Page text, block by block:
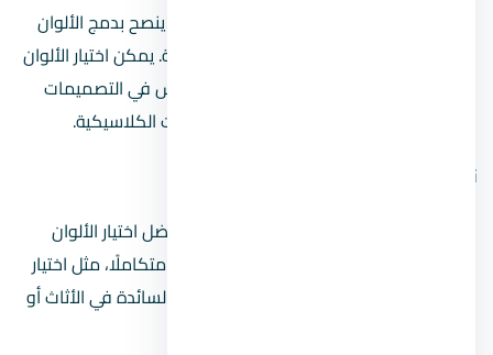
ينصح بدمج الألوان
والتصاميم التي تتماشى مع طابع الشقة. يمكن اختيار الألوان
المحايدة أو المعدنية للمفاتيح والمقابس في التصميمات
العصرية، أو الألوان الداكنة في الديكورات الكلاسيكية.
نصائح لاختيار الألوان والتصاميم
يُفضل اختيار الألوان
التي تكمل ديكور الغرفة لتعطي مظهرًا متكاملًا، مثل اختيار
ألوان المفاتيح التي تتماشى مع الألوان السائدة في الأثاث أو